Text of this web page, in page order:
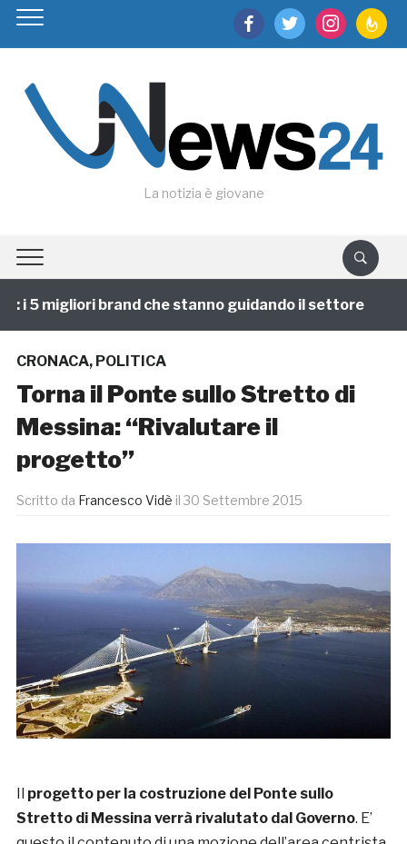
facebooktwitter instagram
La notizia è giovane
5 migliori brand che stanno guidando il settore
CRONACA, POLITICA
Torna il Ponte sullo Stretto di
Messina: “Rivalutare il
progetto”
Scritto da Francesco Vidè il 30 Settembre 2015
progetto per la costruzione del Ponte sullo
Stretto di Messina verrà rivalutato dal Governo. E’